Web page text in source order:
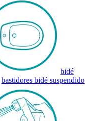
bidé
bastidores bidé suspendido